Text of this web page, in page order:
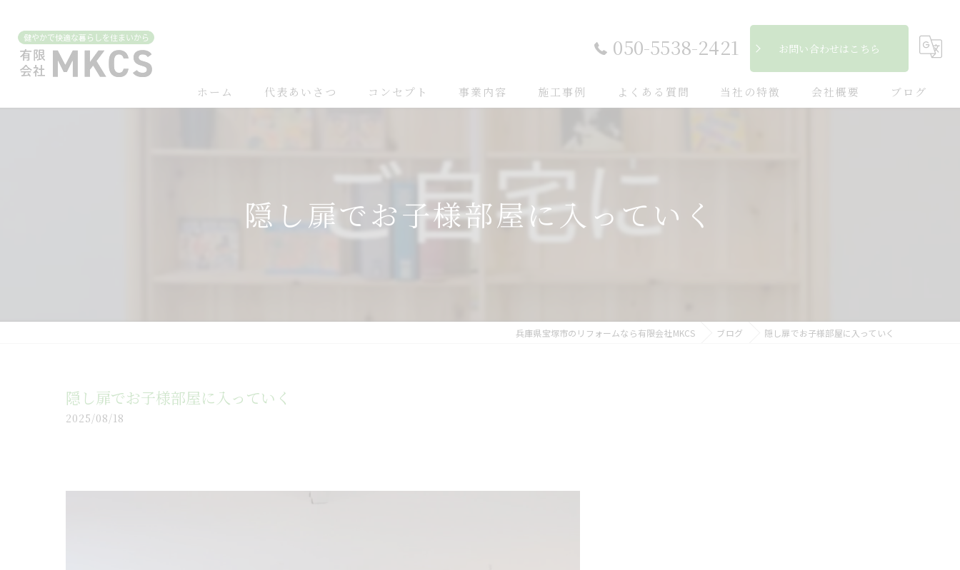
050-5538-2421 お問い合わせはこちら
ホーム 代表あいさつ コンセプト 事業内容 施工事例 よくある質問 当社の特徴 会社概要 ブログ
隠し扉でお子様部屋に入っていく
兵庫県宝塚市のリフォームなら有限会社MKCS ブログ 隠し扉でお子様部屋に入っていく
隠し扉でお子様部屋に入っていく
2025/08/18